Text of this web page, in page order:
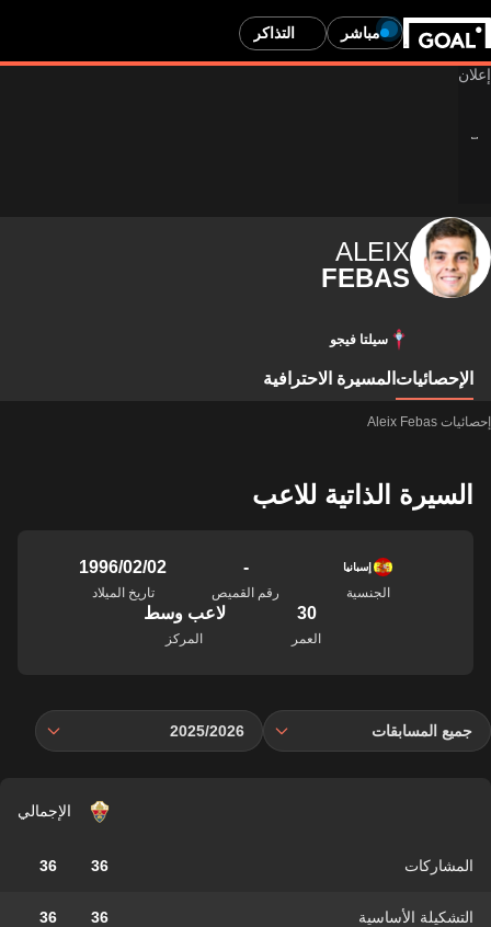
مباشر التذاكر
ALEIX
FEBAS
سيلتا فيجو
الإحصائيات المسيرة الاحترافية
إحصائيات Aleix Febas
السيرة الذاتية للاعب
إسبانيا
الجنسية
-
رقم القميص
02‏/02‏/1996
تاريخ الميلاد
30
العمر
لاعب وسط
المركز
جميع المسابقات 2025/2026
الإجمالي
المشاركات 36
36
التشكيلة الأساسية 36
36